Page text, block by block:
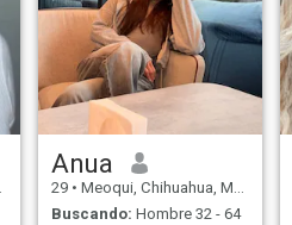
Anua
29 • Meoqui, Chihuahua, México
Buscando: Hombre 32 - 64